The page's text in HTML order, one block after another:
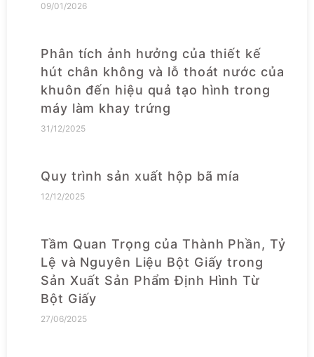
09/01/2026
Phân tích ảnh hưởng của thiết kế
hút chân không và lỗ thoát nước của
khuôn đến hiệu quả tạo hình trong
máy làm khay trứng
31/12/2025
Quy trình sản xuất hộp bã mía
12/12/2025
Tầm Quan Trọng của Thành Phần, Tỷ
Lệ và Nguyên Liệu Bột Giấy trong
Sản Xuất Sản Phẩm Định Hình Từ
Bột Giấy
27/06/2025